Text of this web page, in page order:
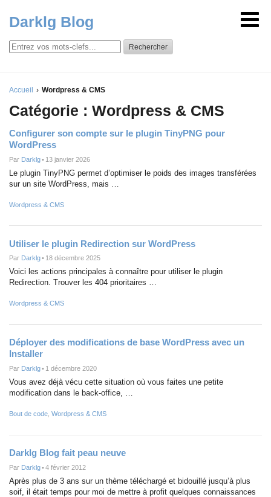
Darklg Blog
Rechercher
Accueil Wordpress & CMS
Catégorie : Wordpress & CMS
Configurer son compte sur le plugin TinyPNG pour
WordPress
Par Darklg• 13 janvier 2026
Le plugin TinyPNG permet d’optimiser le poids des images transférées
sur un site WordPress, mais …
Wordpress & CMS
Utiliser le plugin Redirection sur WordPress
Par Darklg• 18 décembre 2025
Voici les actions principales à connaître pour utiliser le plugin
Redirection. Trouver les 404 prioritaires …
Wordpress & CMS
Déployer des modifications de base WordPress avec un
Installer
Par Darklg• 1 décembre 2020
Vous avez déjà vécu cette situation où vous faites une petite
modification dans le back-office, …
Bout de code Wordpress & CMS
Darklg Blog fait peau neuve
Par Darklg•4 février 2012
Après plus de 3 ans sur un thème téléchargé et bidouillé jusqu’à plus
soif, il était temps pour moi de mettre à profit quelques connaissances